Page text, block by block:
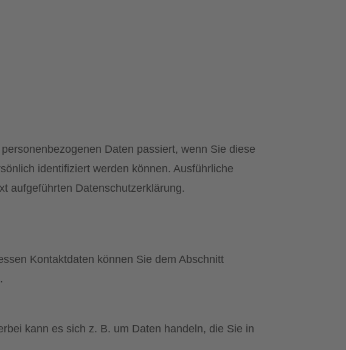
Daten passiert, wenn Sie diese
identifiziert werden können. Ausführliche
aufgeführten Datenschutzerklärung.
Kontaktdaten können Sie dem Abschnitt
kann es sich z. B. um Daten handeln, die Sie in